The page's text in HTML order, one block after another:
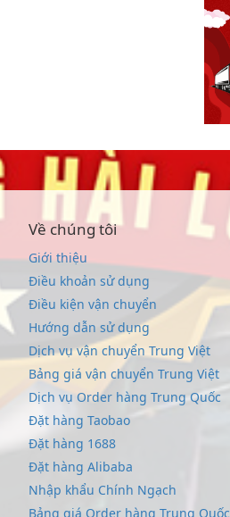
Về chúng tôi
Giới thiệu
Điều khoản sử dụng
Điều kiện vận chuyển
Hướng dẫn sử dụng
Dịch vụ vận chuyển Trung Việt
Bảng giá vận chuyển Trung Việt
Dịch vụ Order hàng Trung Quốc
Đặt hàng Taobao
Đặt hàng 1688
Đặt hàng Alibaba
Nhập khẩu Chính Ngạch
Bảng giá Order hàng Trung Quốc